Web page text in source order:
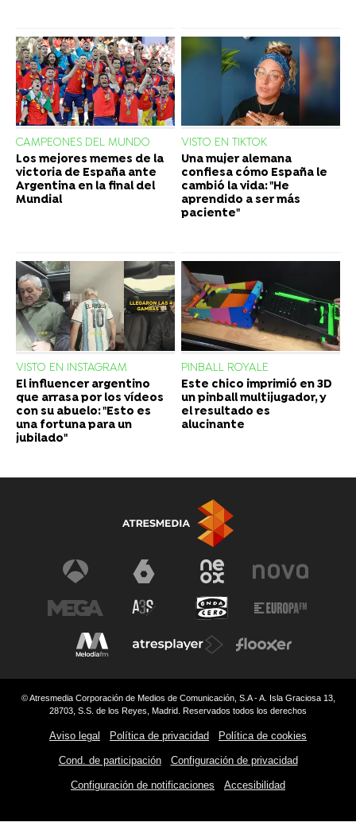
CAMPEONES DEL MUNDO
Los mejores memes de la
victoria de España ante
Argentina en la final del
Mundial
VISTO EN TIKTOK
Una mujer alemana
confiesa cómo España le
cambió la vida: "He
aprendido a ser más
paciente"
VISTO EN INSTAGRAM
El influencer argentino
que arrasa por los vídeos
con su abuelo: "Esto es
una fortuna para un
jubilado"
PINBALL ROYALE
Este chico imprimió en 3D
un pinball multijugador, y
el resultado es
alucinante
© Atresmedia Corporación de Medios de Comunicación, S.A - A. Isla Graciosa 13,
28703, S.S. de los Reyes, Madrid. Reservados todos los derechos
Aviso legal Política de privacidad Política de cookies
Cond. de participación Configuración de privacidad
Configuración de notificaciones Accesibilidad